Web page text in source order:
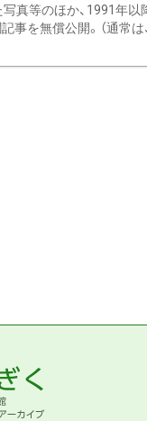
真等のほか、1991年
事を無償公開。（通常